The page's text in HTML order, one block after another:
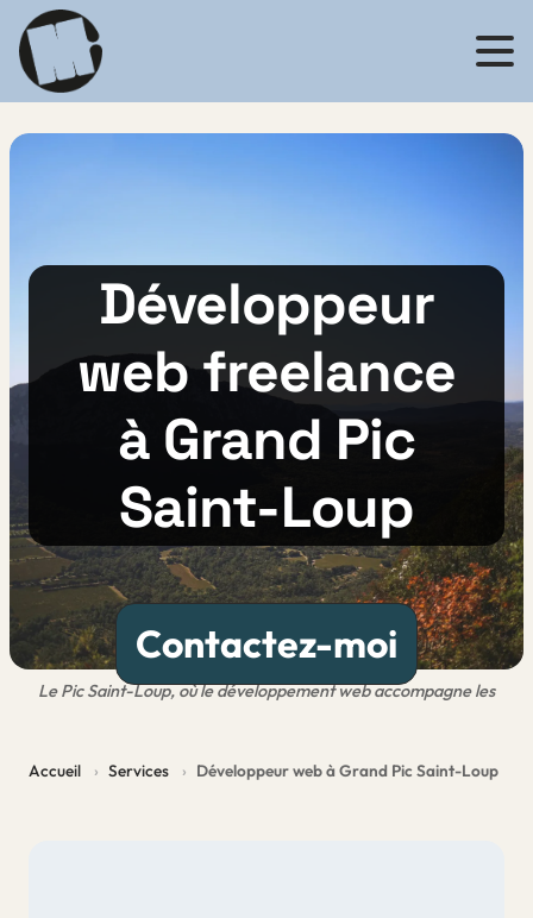
Retour à l'accueil
Développeur
web freelance
à Grand Pic
Saint-Loup
Contactez-moi
Le Pic Saint-Loup, où le développement web accompagne les
Accueil Services Développeur web à Grand Pic Saint-Loup